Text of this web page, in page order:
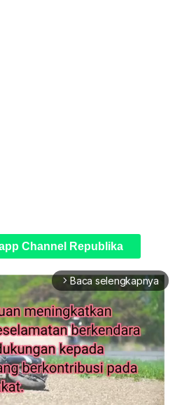
Channel Republika
arrow_forward_ios Baca selengkapnya